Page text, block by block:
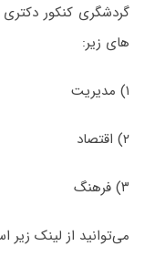
های‌ زیر:
۱) مدیریت
۲) اقتصاد
۳) فرهنگ
می‌توانید از لینک زیر